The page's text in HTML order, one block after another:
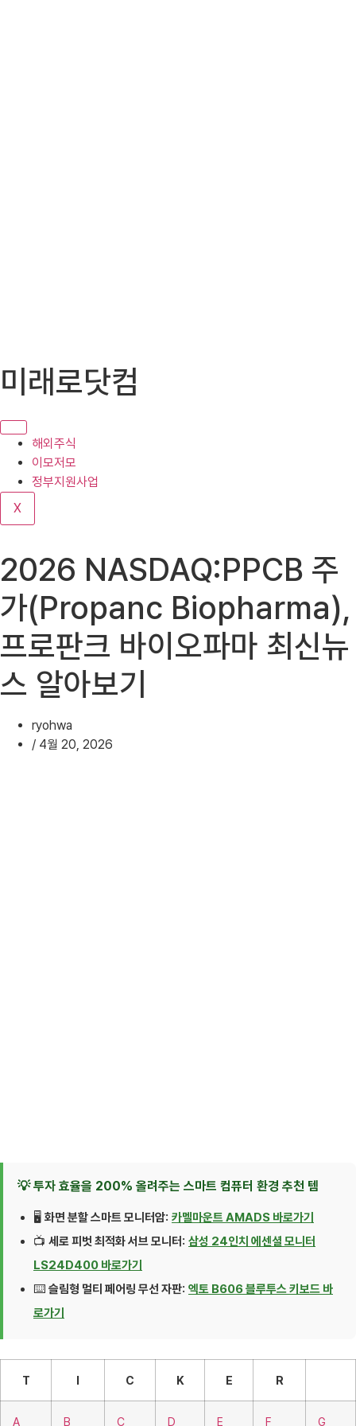
텐
로
기
미래로닷컴
해외주식
이모저모
정부지원사업
X
2026 NASDAQ:PPCB 주
가(Propanc Biopharma),
프로판크 바이오파마 최신뉴
스 알아보기
ryohwa
/ 4월 20, 2026
💡 투자 효율을 200% 올려주는 스마트 컴퓨터 환경 추천 템
🖥️ 화면 분할 스마트 모니터암: 카멜마운트 AMADS 바로가기
📺 세로 피벗 최적화 서브 모니터: 삼성 24인치 에센셜 모니터
LS24D400 바로가기
⌨️ 슬림형 멀티 페어링 무선 자판: 엑토 B606 블루투스 키보드 바
로가기
T I C K E R
A B C D E F G